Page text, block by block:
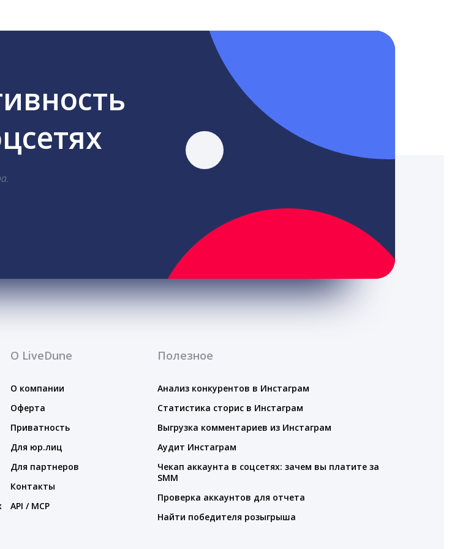
О LiveDune
О компании
Оферта
Приватность
Для юр.лиц
Для партнеров
Контакты
API / MCP
Полезное
Анализ конкурентов в Инстаграм
Статистика сторис в Инстаграм
Выгрузка комментариев из Инстаграм
Аудит Инстаграм
Чекап аккаунта в соцсетях: зачем вы платите за
SMM
Проверка аккаунтов для отчета
Найти победителя розыгрыша